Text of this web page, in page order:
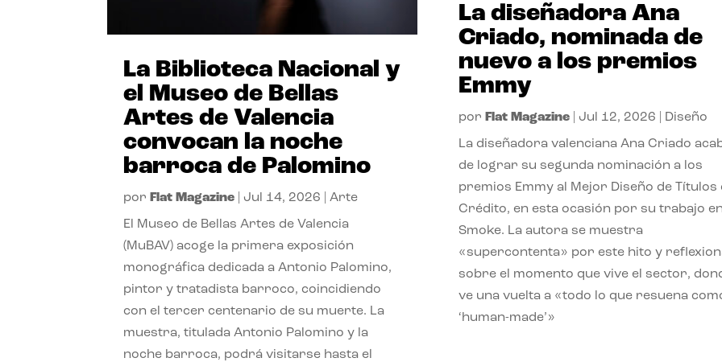
La Biblioteca Nacional y
el Museo de Bellas
Artes de Valencia
convocan la noche
barroca de Palomino
por Flat Magazine Jul 14, 2026 |Arte
El Museo de Bellas Artes de Valencia
(MuBAV) acoge la primera exposición
monográfica dedicada a Antonio Palomino,
pintor y tratadista barroco, coincidiendo
con el tercer centenario de su muerte. La
muestra, titulada Antonio Palomino y la
noche barroca, podrá visitarse hasta el
La diseñadora Ana
Criado, nominada de
nuevo a los premios
Emmy
por Flat Magazine| Jul 12, 2026 Diseño
La diseñadora valenciana Ana Criado
de lograr su segunda nominación a los
premios Emmy al Mejor Diseño de Títulos
Crédito, en esta ocasión por su trabajo
Smoke. La autora se muestra
«supercontenta» por este hito y
sobre el momento que vive el sector,
ve una vuelta a «todo lo que resuena
‘human-made’»